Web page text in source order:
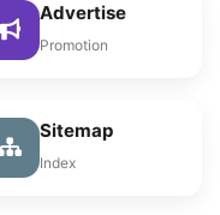
Advertise
Promotion
Sitemap
Index